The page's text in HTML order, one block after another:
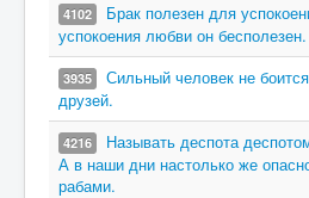
4102
Брак полезен для
успокоения любви он бесполезен.
3935
Сильный человек не
друзей.
4216
Называть деспота
А в наши дни настолько же
рабами.